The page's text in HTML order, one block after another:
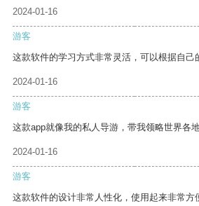
2024-01-16
游客
这款软件的学习方式非常灵活，可以根据自己
2024-01-16
游客
这款app就像我的私人导游，带我领略世界各地
2024-01-16
游客
这款软件的设计非常人性化，使用起来非常方